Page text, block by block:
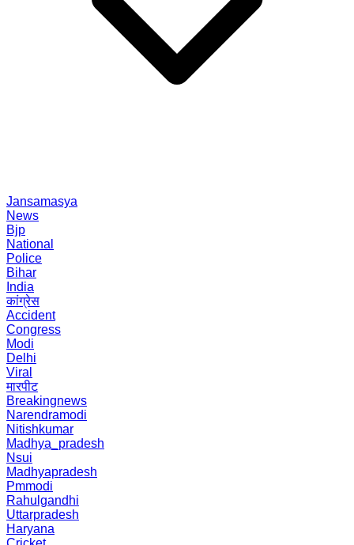
Jansamasya
News
Bjp
National
Police
Bihar
India
कांग्रेस
Accident
Congress
Modi
Delhi
Viral
मारपीट
Breakingnews
Narendramodi
Nitishkumar
Madhya_pradesh
Nsui
Madhyapradesh
Pmmodi
Rahulgandhi
Uttarpradesh
Haryana